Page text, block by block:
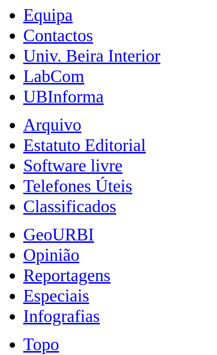
Equipa
Contactos
Univ. Beira Interior
LabCom
UBInforma
Arquivo
Estatuto Editorial
Software livre
Telefones Úteis
Classificados
GeoURBI
Opinião
Reportagens
Especiais
Infografias
Topo